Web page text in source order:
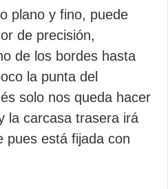
plano y fino, puede
de precisión,
de los bordes hasta
la punta del
solo nos queda hacer
la carcasa trasera irá
pues está fijada con